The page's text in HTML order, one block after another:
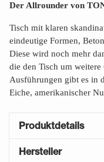
Der Allrounder von
Tisch mit klaren
eindeutige Formen,
Diese wird noch mehr
die den Tisch um
Ausführungen gibt es in
Eiche, amerikanischer
Produktdetails
Hersteller